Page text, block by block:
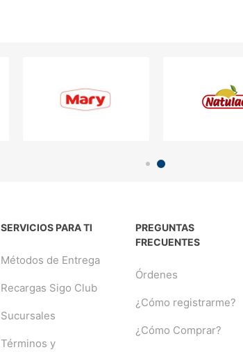
SERVICIOS PARA TI
Métodos de Entrega
Recargas Sigo Club
Sucursales
Términos y
PREGUNTAS
FRECUENTES
Órdenes
¿Cómo registrarme?
¿Cómo Comprar?